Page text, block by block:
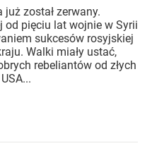
już został zerwany.
od pięciu lat wojnie w Syrii
sukcesów rosyjskiej
Walki miały ustać,
rebeliantów od złych